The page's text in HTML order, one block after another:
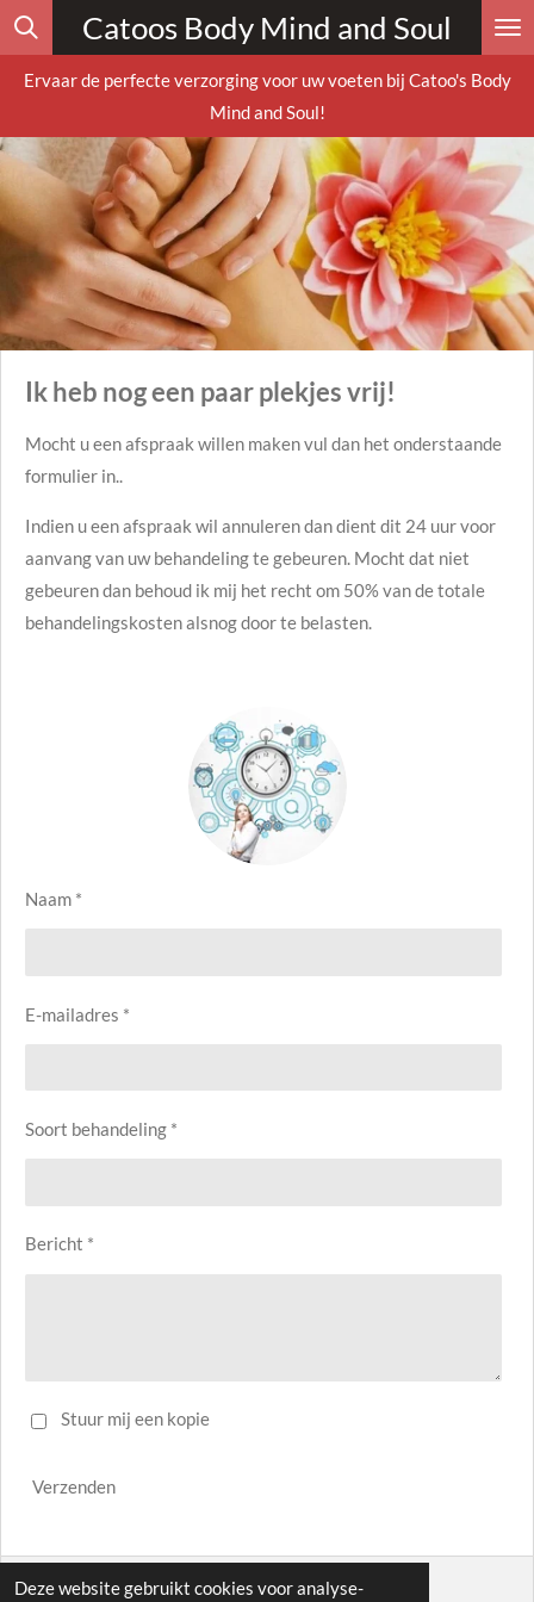
Deze website gebruikt cookies voor analyse-
Ga
direct
naar
hoofdinhoud
Catoos Body Mind and Soul
Ervaar de perfecte verzorging voor uw voeten bij Catoo's Body
Mind and Soul!
Ik heb nog een paar plekjes vrij!
Mocht u een afspraak willen maken vul dan het onderstaande
formulier in..
Indien u een afspraak wil annuleren dan dient dit 24 uur voor
aanvang van uw behandeling te gebeuren. Mocht dat niet
gebeuren dan behoud ik mij het recht om 50% van de totale
behandelingskosten alsnog door te belasten.
Naam *
E-mailadres *
Soort behandeling *
Bericht *
Stuur mij een kopie
Verzenden
© 2023 - 2024 Catoos Body Mind and Soul Webmaster Ben Berenman